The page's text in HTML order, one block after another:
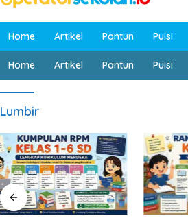
Home Artikel Pantun Puisi
Home Artikel Pantun Puisi
Lumbir